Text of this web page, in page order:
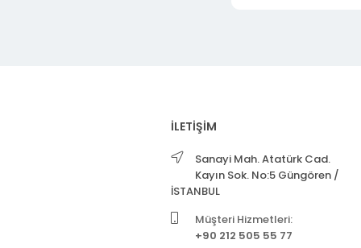
İLETİŞİM
Sanayi Mah. Atatürk Cad.
Kayın Sok. No:5 Güngören /
İSTANBUL
Müşteri Hizmetleri:
+90 212 505 55 77